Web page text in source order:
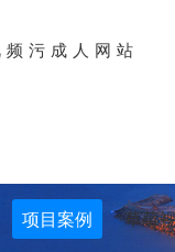
污成人网站
项目案例 草莓